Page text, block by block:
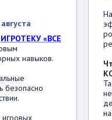
ИГРОТЕКУ «ВСЕ
навыков.
безопасно
игровых